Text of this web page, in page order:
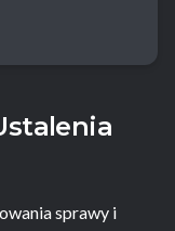
sprawy i